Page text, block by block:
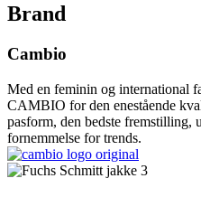
Brand
Cambio
Med en feminin og international
CAMBIO for den enestående
pasform, den bedste fremstilling,
fornemmelse for trends.